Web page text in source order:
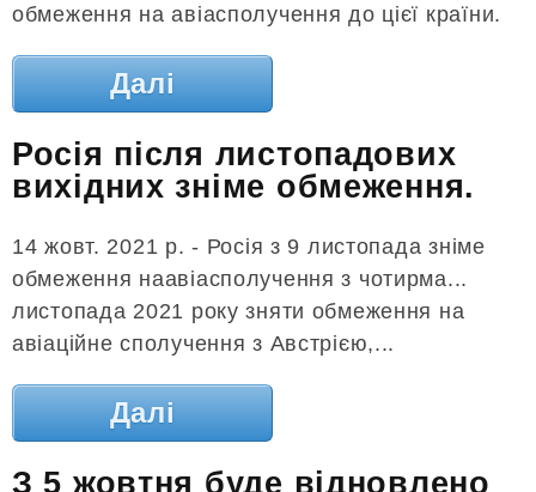
обмеження на авіасполучення до цієї країни.
Далі
Росія після листопадових
вихідних зніме обмеження.
14 жовт. 2021 р. - Росія з 9 листопада зніме
обмеження наавіасполучення з чотирма...
листопада 2021 року зняти обмеження на
авіаційне сполучення з Австрією,...
Далі
З 5 жовтня буде відновлено